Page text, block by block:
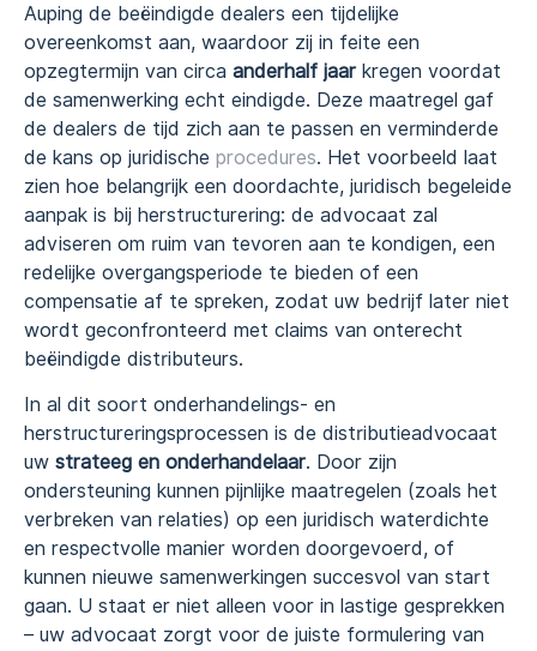
Auping de beëindigde dealers een tijdelijke
overeenkomst aan, waardoor zij in feite een
opzegtermijn van circa anderhalf jaar kregen voordat
de samenwerking echt eindigde. Deze maatregel gaf
de dealers de tijd zich aan te passen en verminderde
de kans op juridische procedures. Het voorbeeld laat
zien hoe belangrijk een doordachte, juridisch begeleide
aanpak is bij herstructurering: de advocaat zal
adviseren om ruim van tevoren aan te kondigen, een
redelijke overgangsperiode te bieden of een
compensatie af te spreken, zodat uw bedrijf later niet
wordt geconfronteerd met claims van onterecht
beëindigde distributeurs.
In al dit soort onderhandelings- en
herstructureringsprocessen is de distributieadvocaat
uw strateeg en onderhandelaar. Door zijn
ondersteuning kunnen pijnlijke maatregelen (zoals het
verbreken van relaties) op een juridisch waterdichte
en respectvolle manier worden doorgevoerd, of
kunnen nieuwe samenwerkingen succesvol van start
gaan. U staat er niet alleen voor in lastige gesprekken
– uw advocaat zorgt voor de juiste formulering van